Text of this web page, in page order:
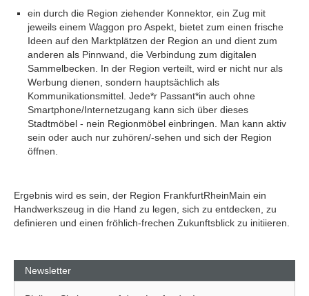
ein durch die Region ziehender Konnektor, ein Zug mit
jeweils einem Waggon pro Aspekt, bietet zum einen frische
Ideen auf den Marktplätzen der Region an und dient zum
anderen als Pinnwand, die Verbindung zum digitalen
Sammelbecken. In der Region verteilt, wird er nicht nur als
Werbung dienen, sondern hauptsächlich als
Kommunikationsmittel. Jede*r Passant*in auch ohne
Smartphone/Internetzugang kann sich über dieses
Stadtmöbel - nein Regionmöbel einbringen. Man kann aktiv
sein oder auch nur zuhören/-sehen und sich der Region
öffnen.
Ergebnis wird es sein, der Region FrankfurtRheinMain ein
Handwerkszeug in die Hand zu legen, sich zu entdecken, zu
definieren und einen fröhlich-frechen Zukunftsblick zu initiieren.
Newsletter